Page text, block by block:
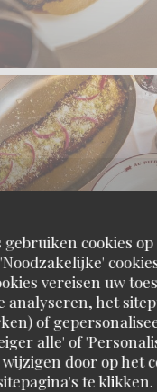
cookies op
vereisen uw
het
of
alle' of
door op het
te klikken.